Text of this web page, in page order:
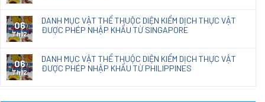
06
Th12
DANH MỤC VẬT THỂ THUỘC DIỆN KIỂM DỊCH THỰC VẬT
ĐƯỢC PHÉP NHẬP KHẨU TỪ SINGAPORE
06
Th12
DANH MỤC VẬT THỂ THUỘC DIỆN KIỂM DỊCH THỰC VẬT
ĐƯỢC PHÉP NHẬP KHẨU TỪ PHILIPPINES